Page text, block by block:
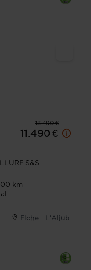
13.490 €
11.490 €
S&S
km
Elche - L'Aljub